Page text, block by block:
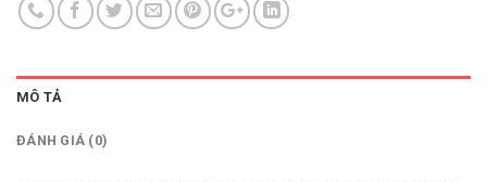
MÔ TẢ
ĐÁNH GIÁ (0)